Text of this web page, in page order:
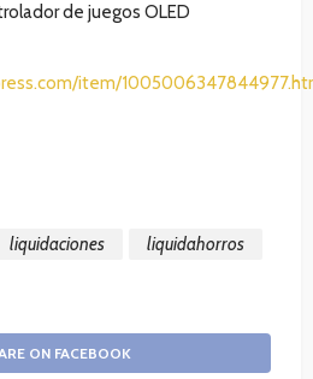
de juegos OLED
item/
liquidaciones
liquidahorros
ON FACEBOOK